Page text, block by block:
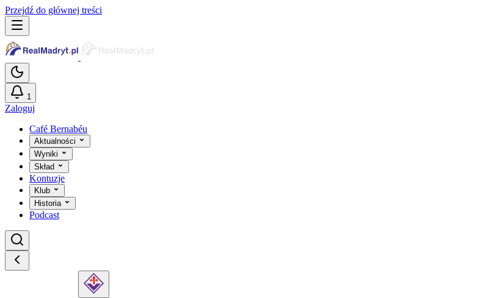
Przejdź do głównej treści
1
Zaloguj
Café Bernabéu
Aktualności
Wyniki
Skład
Kontuzje
Klub
Historia
Podcast